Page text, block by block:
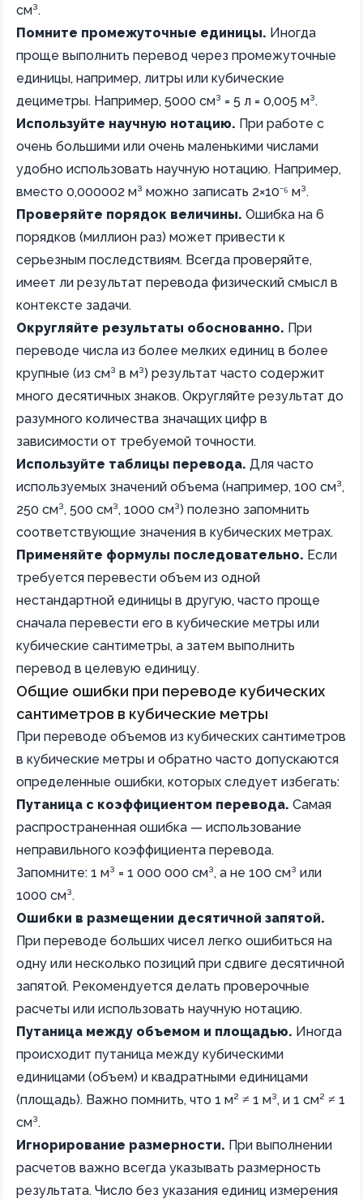
см³.
Помните промежуточные единицы. Иногда
проще выполнить перевод через промежуточные
единицы, например, литры или кубические
дециметры. Например, 5000 см³ = 5 л = 0,005 м³.
Используйте научную нотацию. При работе с
очень большими или очень маленькими числами
удобно использовать научную нотацию. Например,
вместо 0,000002 м³ можно записать 2×10⁻⁶ м³.
Проверяйте порядок величины. Ошибка на 6
порядков (миллион раз) может привести к
серьезным последствиям. Всегда проверяйте,
имеет ли результат перевода физический смысл в
контексте задачи.
Округляйте результаты обоснованно. При
переводе числа из более мелких единиц в более
крупные (из см³ в м³) результат часто содержит
много десятичных знаков. Округляйте результат до
разумного количества значащих цифр в
зависимости от требуемой точности.
Используйте таблицы перевода. Для часто
используемых значений объема (например, 100 см³,
250 см³, 500 см³, 1000 см³) полезно запомнить
соответствующие значения в кубических метрах.
Применяйте формулы последовательно. Если
требуется перевести объем из одной
нестандартной единицы в другую, часто проще
сначала перевести его в кубические метры или
кубические сантиметры, а затем выполнить
перевод в целевую единицу.
Общие ошибки при переводе кубических
сантиметров в кубические метры
При переводе объемов из кубических сантиметров
в кубические метры и обратно часто допускаются
определенные ошибки, которых следует избегать:
Путаница с коэффициентом перевода. Самая
распространенная ошибка — использование
неправильного коэффициента перевода.
Запомните: 1 м³ = 1 000 000 см³, а не 100 см³ или
1000 см³.
Ошибки в размещении десятичной запятой.
При переводе больших чисел легко ошибиться на
одну или несколько позиций при сдвиге десятичной
запятой. Рекомендуется делать проверочные
расчеты или использовать научную нотацию.
Путаница между объемом и площадью. Иногда
происходит путаница между кубическими
единицами (объем) и квадратными единицами
(площадь). Важно помнить, что 1 м² ≠ 1 м³, и 1 см² ≠ 1
см³.
Игнорирование размерности. При выполнении
расчетов важно всегда указывать размерность
результата. Число без указания единиц измерения